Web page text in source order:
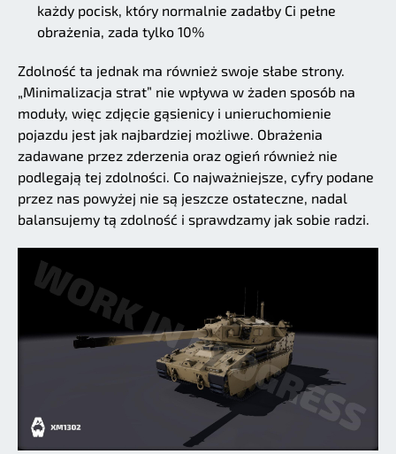
każdy pocisk, który normalnie zadałby Ci pełne
obrażenia, zada tylko 10%
Zdolność ta jednak ma również swoje słabe strony.
„Minimalizacja strat” nie wpływa w żaden sposób na
moduły, więc zdjęcie gąsienicy i unieruchomienie
pojazdu jest jak najbardziej możliwe. Obrażenia
zadawane przez zderzenia oraz ogień również nie
podlegają tej zdolności. Co najważniejsze, cyfry podane
przez nas powyżej nie są jeszcze ostateczne, nadal
balansujemy tą zdolność i sprawdzamy jak sobie radzi.